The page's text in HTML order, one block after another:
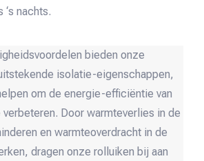
nachts.
bieden onze
isolatie-eigenschappen,
om de energie-efficiëntie van
Door warmteverlies in de
en warmteoverdracht in de
dragen onze rolluiken bij aan